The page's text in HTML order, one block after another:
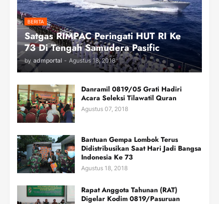
BERITA
Satgas RIMPAC Peringati HUT RI Ke
73 Di Tengah Samudera Pasific
by admportal - Agustus 18, 2018
Danramil 0819/05 Grati Hadiri
Acara Seleksi Tilawatil Quran
Agustus 07, 2018
Bantuan Gempa Lombok Terus
Didistribusikan Saat Hari Jadi Bangsa
Indonesia Ke 73
Agustus 18, 2018
Rapat Anggota Tahunan (RAT)
Digelar Kodim 0819/Pasuruan